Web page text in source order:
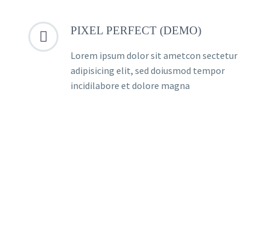

 PIXEL PERFECT (DEMO)
Lorem ipsum dolor sit ametcon sectetur
adipisicing elit, sed doiusmod tempor
incidilabore et dolore magna